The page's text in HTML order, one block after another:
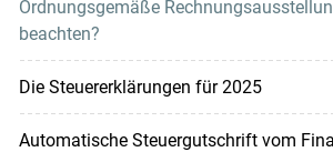
Ordnungsgemäße
beachten?
Die Steuererklärungen für 2025
Automatische Steuergutschrift vom